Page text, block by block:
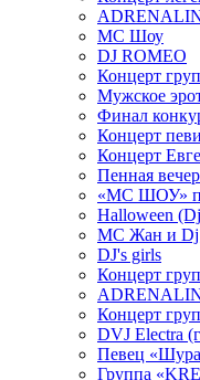
MC Шоу
DJ ROMEO
Концерт
Мужское
Финал
Концерт
Концерт
Пенная
«МС ШОУ»
Halloween
МС Жан и Dj
DJ's girls
Концерт
Концерт
DVJ Electra
Певец
Группа